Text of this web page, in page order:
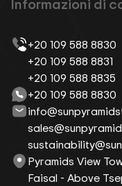
+20 109 588 8830
+20 109 588 8831
+20 109 588 8835
+20 109 588 8830
Pyramids View
Faisal - Above